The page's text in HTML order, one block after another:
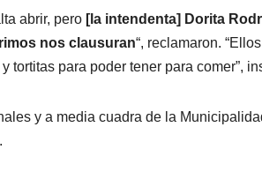
abrir, pero [la intendenta] Dorita
nos clausuran“, reclamaron.
tortitas para poder tener para comer”,
y a media cuadra de la